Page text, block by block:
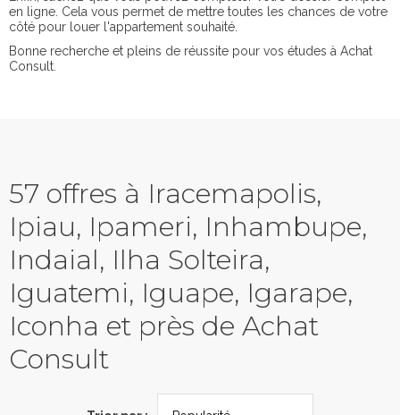
en ligne. Cela vous permet de mettre toutes les chances de votre
côté pour louer l'appartement souhaité.
Bonne recherche et pleins de réussite pour vos études à Achat
Consult.
57 offres à Iracemapolis,
Ipiau, Ipameri, Inhambupe,
Indaial, Ilha Solteira,
Iguatemi, Iguape, Igarape,
Iconha et près de Achat
Consult